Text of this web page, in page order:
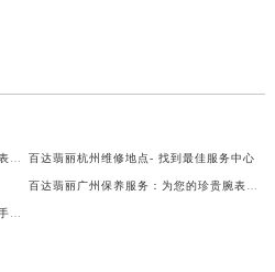
百达翡丽杭州维修地点- 找到最佳服务中心